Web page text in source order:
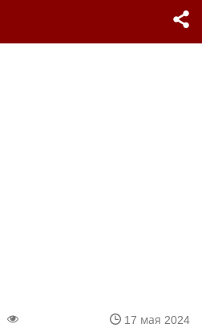
17 мая 2024